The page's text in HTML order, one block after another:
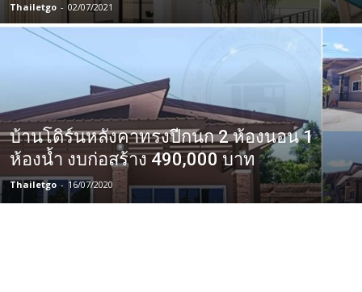
Thailetgo - 02/07/2021
บ้านโดิร์นหลังคาทรงปีกนก 2 ห้องนอน 1
ห้องน้ำ งบก่อสร้าง 490,000 บาท
Thailetgo - 16/07/2020